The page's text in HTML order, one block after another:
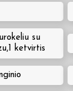
su
ketvirtis